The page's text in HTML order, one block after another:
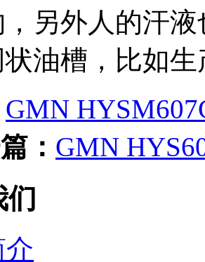
另外人的汗
油槽，比如
GMN
： GMN